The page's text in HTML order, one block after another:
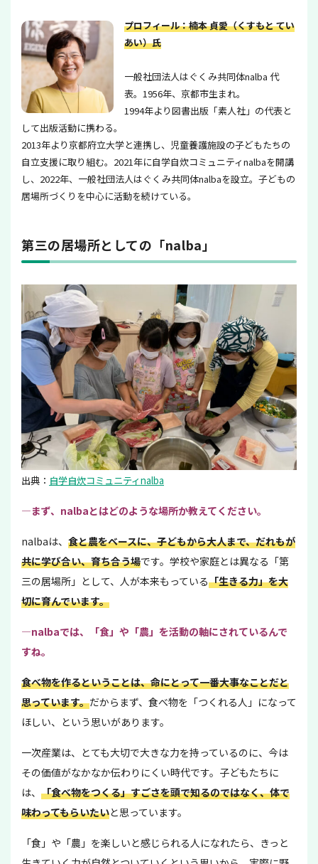
プロフィール：楠本 貞愛（くすもと てい
あい）氏
一般社団法人はぐくみ共同体nalba 代
表。1956年、京都市生まれ。
1994年より図書出版「素人社」の代表と
して出版活動に携わる。
2013年より京都府立大学と連携し、児童養護施設の子どもたちの
自立支援に取り組む。2021年に自学自炊コミュニティnalbaを開講
し、2022年、一般社団法人はぐくみ共同体nalbaを設立。子どもの
居場所づくりを中心に活動を続けている。
第三の居場所としての「nalba」
出典： 自学自炊コミュニティnalba
―まず、nalbaとはどのような場所か教えてください。
nalbaは、 食と農をベースに、子どもから大人まで、だれもが
共に学び合い、育ち合う場です。学校や家庭とは異なる「第
三の居場所」として、人が本来もっている「生きる力」を大
切に育んでいます。
―nalbaでは、「食」や「農」を活動の軸にされているんで
すね。
食べ物を作るということは、命にとって一番大事なことだと
思っています。だからまず、食べ物を「つくれる人」になって
ほしい、という思いがあります。
一次産業は、とても大切で大きな力を持っているのに、今は
その価値がなかなか伝わりにくい時代です。子どもたちに
は、 「食べ物をつくる」すごさを頭で知るのではなく、体で
味わってもらいたいと思っています。
「食」や「農」を楽しいと感じられる人になれたら、きっと